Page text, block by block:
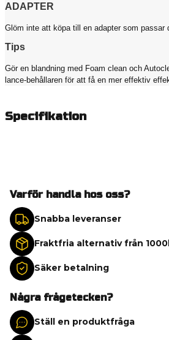
ADAPTER
Glöm inte att köpa till en adapter som passar
Tips
Gör en blandning med Foam clean och
lance-behållaren för att få en mer effektiv
Specifikation
Varför handla hos oss?
Snabba leveranser
Fraktfria alternativ från
Säker betalning
Några frågetecken?
Ställ en produktfråga